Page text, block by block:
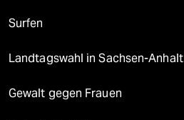
Surfen
Landtagswahl in Sachsen-Anhalt
Gewalt gegen Frauen